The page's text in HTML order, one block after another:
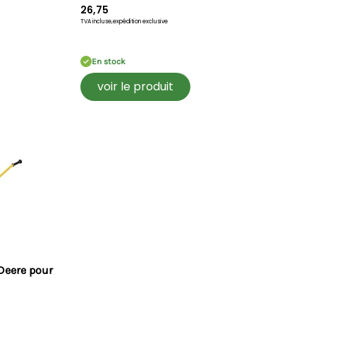
26,75
TVA incluse,expédition exclusive
En stock
voir le produit
pour